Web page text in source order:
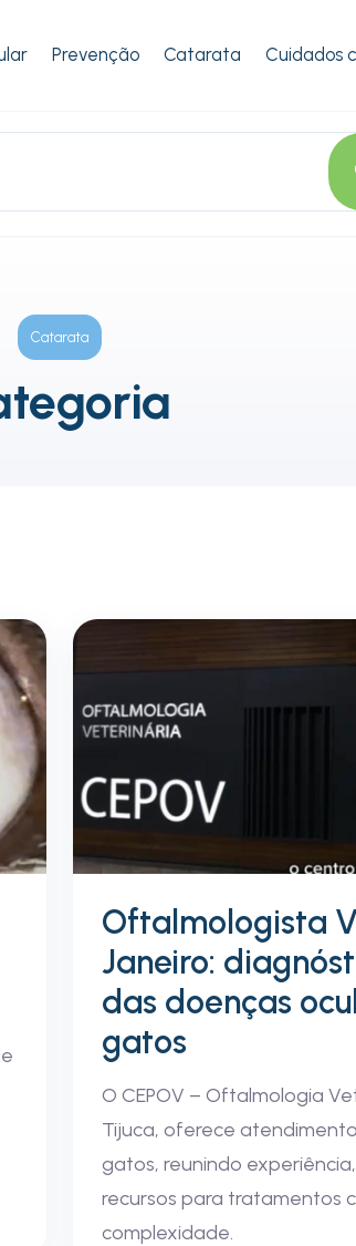
Prevenção Catarata Cuidados
Catarata
Oftalmologista
Janeiro:
das doenças
gatos
O CEPOV – Oftalmologia
Tijuca, oferece
gatos, reunindo
recursos para tratamentos
complexidade.